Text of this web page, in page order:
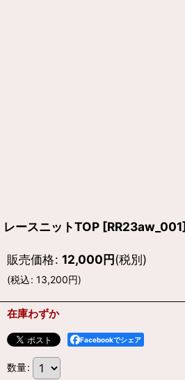
レースニットTOP [RR23aw_001]
販売価格: 12,000円(税別)
(税込: 13,200円)
在庫わずか
Facebookでシェア
数量: